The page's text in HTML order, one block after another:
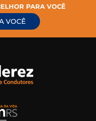
PARA VOCÊ
VOCÊ